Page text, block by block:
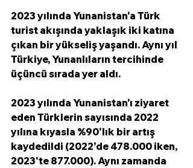
2023 yılında Yunanistan'a Türk
turist akışında yaklaşık iki katına
çıkan bir yükseliş yaşandı. Aynı yıl
Türkiye, Yunanlıların tercihinde
üçüncü sırada yer aldı.
2023 yılında Yunanistan'ı ziyaret
eden Türklerin sayısında 2022
yılına kıyasla %90'lık bir artış
kaydedildi (2022'de 478.000 iken,
2023'te 877.000). Aynı zamanda